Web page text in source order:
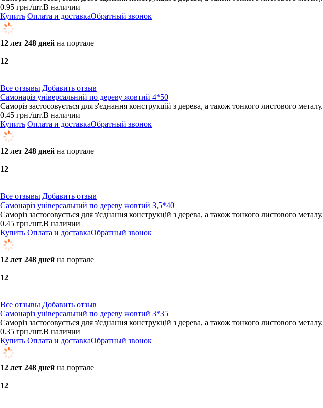
0.95 грн./шт.В наличии
Купить Оплата и доставкаОбратный звонок
12 лет 248 дней на портале
12
Все отзывы Добавить отзыв
Самонаріз універсальний по дереву жовтий 4*50
Саморіз застосовується для з'єднання конструкцій з дерева, а також тонкого листового металу.
0.45 грн./шт.В наличии
Купить Оплата и доставкаОбратный звонок
12 лет 248 дней на портале
12
Все отзывы Добавить отзыв
Самонаріз універсальний по дереву жовтий 3,5*40
Саморіз застосовується для з'єднання конструкцій з дерева, а також тонкого листового металу.
0.45 грн./шт.В наличии
Купить Оплата и доставкаОбратный звонок
12 лет 248 дней на портале
12
Все отзывы Добавить отзыв
Самонаріз універсальний по дереву жовтий 3*35
Саморіз застосовується для з'єднання конструкцій з дерева, а також тонкого листового металу.
0.35 грн./шт.В наличии
Купить Оплата и доставкаОбратный звонок
12 лет 248 дней на портале
12